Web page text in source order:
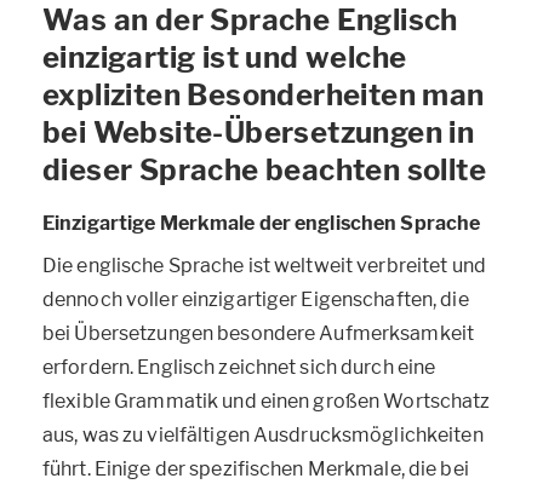
Was an der Sprache Englisch
einzigartig ist und welche
expliziten Besonderheiten man
bei Website-Übersetzungen in
dieser Sprache beachten sollte
Einzigartige Merkmale der englischen Sprache
Die englische Sprache ist weltweit verbreitet und
dennoch voller einzigartiger Eigenschaften, die
bei Übersetzungen besondere Aufmerksamkeit
erfordern. Englisch zeichnet sich durch eine
flexible Grammatik und einen großen Wortschatz
aus, was zu vielfältigen Ausdrucksmöglichkeiten
führt. Einige der spezifischen Merkmale, die bei